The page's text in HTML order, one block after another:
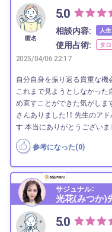
匿名
5.0
相談内容: 人
使用占術: タ
2025/04/06 22:17
自分自身を振り返る貴重な機
これまで見ようとしなかった
め直すことができた気がしま
さんありました！！ 先生のア
す 本当にありがとうございま
参考になった(0)
サジュナル：
光花(みつか)
5.0